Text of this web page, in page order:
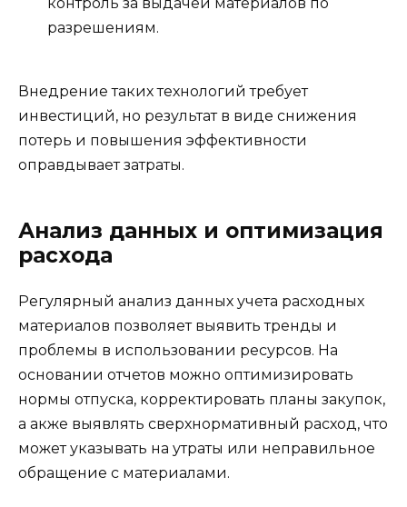
разрешениям.
Внедрение таких технологий требует
инвестиций, но результат в виде снижения
потерь и повышения эффективности
оправдывает затраты.
Анализ данных и оптимизация
расхода
Регулярный анализ данных учета расходных
материалов позволяет выявить тренды и
проблемы в использовании ресурсов. На
основании отчетов можно оптимизировать
нормы отпуска, корректировать планы закупок,
а акже выявлять сверхнормативный расход, что
может указывать на утраты или неправильное
обращение с материалами.